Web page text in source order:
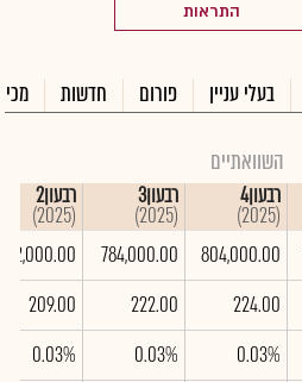
התראות
בעלי עניין פורום חדשות
השוואתיים
רבעון4
(2025)
רבעון3
(2025)
רבעון2
(2025)
804,000.00
784,000.00
224.00
222.00
209.00
0.03%
0.03%
0.03%